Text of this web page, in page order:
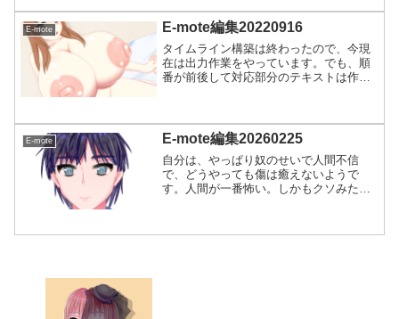
ろ。自家発電できていいじゃないか。ク
マ自体も、「メガソーラーがあ...
E-mote E-mote編集20220916
タイムライン構築は終わったので、今現
在は出力作業をやっています。でも、順
番が前後して対応部分のテキストは作り
あったりするので。今日中に...
E-mote E-mote編集20260225
自分は、やっぱり奴のせいで人間不信
で、どうやっても傷は癒えないようで
す。人間が一番怖い。しかもクソみたい
ともなこと言ってても、自分には背景が